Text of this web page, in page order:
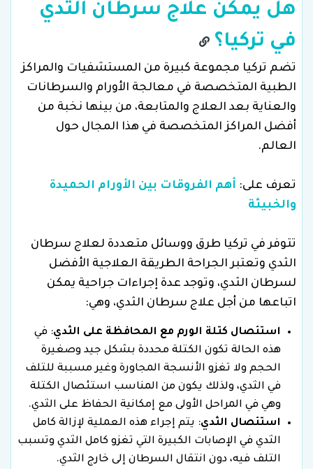
هل يمكن علاج سرطان الثدي
في تركيا؟
تضم تركيا مجموعة كبيرة من المستشفيات والمراكز
الطبية المتخصصة في معالجة الأورام والسرطانات
والعناية بعد العلاج والمتابعة، من بينها نخبة من
أفضل المراكز المتخصصة في هذا المجال حول
العالم.
تعرف على: أهم الفروقات بين الأورام الحميدة
والخبيثة
تتوفر في تركيا طرق ووسائل متعددة لعلاج سرطان
الثدي وتعتبر الجراحة الطريقة العلاجية الأفضل
لسرطان الثدي، وتوجد عدة إجراءات جراحية يمكن
اتباعها من أجل علاج سرطان الثدي، وهي:
استئصال كتلة الورم مع المحافظة على الثدي: في
هذه الحالة تكون الكتلة محددة بشكل جيد وصغيرة
الحجم ولا تغزو الأنسجة المجاورة وغير مسببة للتلف
في الثدي، ولذلك يكون من المناسب استئصال الكتلة
وهي في المراحل الأولى مع إمكانية الحفاظ على الثدي.
استئصال الثدي: يتم إجراء هذه العملية لإزالة كامل
الثدي في الإصابات الكبيرة التي تغزو كامل الثدي وتسبب
التلف فيه، دون انتقال السرطان إلى خارج الثدي.